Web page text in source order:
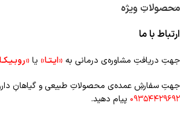
محصولاتِ ویژه
ارتباط با ما
جهتِ دریافتِ مشاوره‌ی درمانی به «ایـتـا» یا
جهتِ سفارشِ عمده‌‌ی محصولاتِ طبیعی و گیاهانِ
۰۹۳۵۴۴۲۹۶۹۲ پیام دهید.